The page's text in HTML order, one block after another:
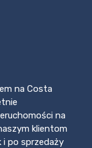
na Costa
na
klientom
i po sprzedaży